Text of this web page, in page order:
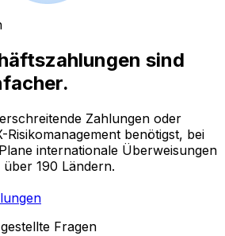
sind
Zahlungen oder
Risikomanagement benötigst, bei
internationale Überweisungen
190 Ländern.
Fragen